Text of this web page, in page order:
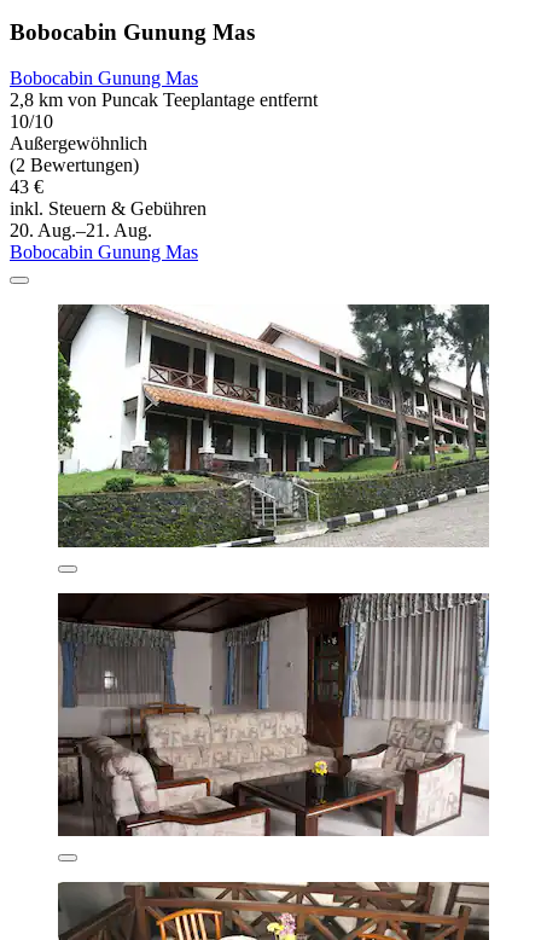
Bobocabin Gunung Mas
Bobocabin Gunung Mas
2,8 km von Puncak Teeplantage entfernt
10/10
Außergewöhnlich
(2 Bewertungen)
43 €
inkl. Steuern & Gebühren
20. Aug.–21. Aug.
Bobocabin Gunung Mas